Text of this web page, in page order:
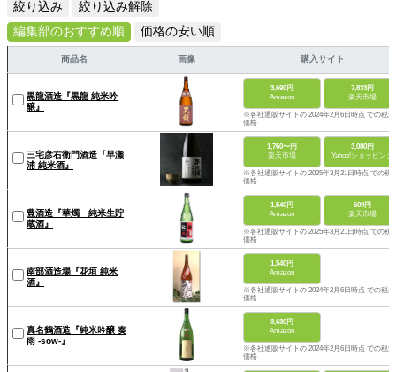
絞り込み
絞り込み解除
編集部のおすすめ順
価格の安い順
商品名 画像 購入サイト
黒龍酒造『黒龍 純米吟
醸』
3,690円
Amazon
7,833円
楽天市場
※各社通販サイトの 2024年2月6日時点 での税込
価格
三宅彦右衛門酒造『早瀬
浦 純米酒』
1,760〜円
楽天市場
3,080円
Yahoo!ショッピング
※各社通販サイトの 2025年3月21日時点 での税
価格
豊酒造『華燭 純米生貯
蔵酒』
1,540円
Amazon
609円
楽天市場
※各社通販サイトの 2025年3月21日時点 での税
価格
南部酒造場『花垣 純米
酒』
1,540円
Amazon
※各社通販サイトの 2024年2月6日時点 での税込
価格
真名鶴酒造『純米吟醸 奏
雨 -sow-』
3,630円
Amazon
※各社通販サイトの 2024年2月6日時点 での税込
価格